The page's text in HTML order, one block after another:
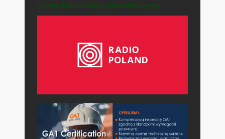
sprawy, na które każdy może mieć wpływ.